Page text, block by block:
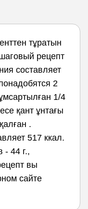
тұратын
рецепт
составляет
2
1/4
қант ұнтағы
.
517 ккал.
- 44 г.,
вы
сайте